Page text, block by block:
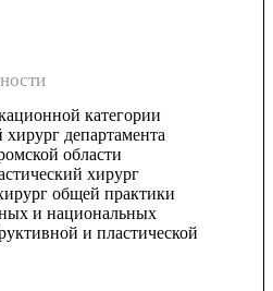
категории
департамента
области
хирург
общей практики
и национальных
и пластической